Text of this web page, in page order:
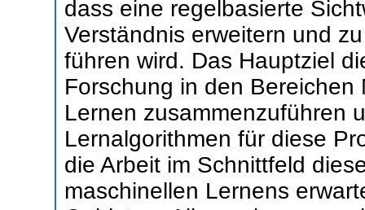
dass eine regelbasierte
Verständnis erweitern und
führen wird. Das Hauptziel
Forschung in den
Lernen zusammenzuführen
Lernalgorithmen für diese
die Arbeit im Schnittfeld
maschinellen Lernens